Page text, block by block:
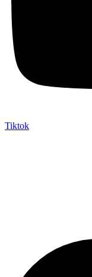
Tiktok